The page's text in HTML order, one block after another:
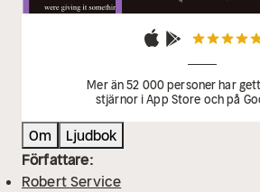
Mer än 52 000 personer har
stjärnor i App Store och på
Om
Ljudbok
Författare:
Robert Service